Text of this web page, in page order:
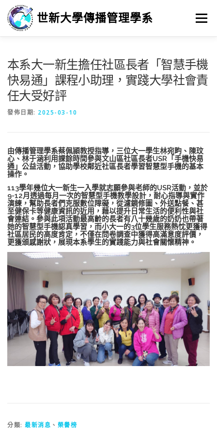
世新大學傳播管理學系 選單
徵人訊息 畢業進路
本系大一新生擔任社區長者「智慧手機
快易通」課程小助理，實踐大學社會責
任大受好評
發佈日期: 2025-03-10
由傳播管理學系蔡佩頴教授指導，三位大一學生林宛畇 、 陳玟
心 、 林于涵利用課餘時間參與文山區社區長者USR「手機快易
通」公益活動，協助學校鄰近社區長者學習智慧型手機的基本
操作。
113學年幾位大一新生一入學就志願參與老師的USR活動，並於
9-12月透過每月一次的智慧型手機教學設計，耐心指導與實作
演練，幫助長者們克服數位障礙，從濾鏡修圖、外送點餐、甚
至健保卡等健康資訊的近用，藉以提升日常生活的便利性與社
會連結。參與此項活動最高齡的長者有八十幾歲的奶奶也帶著
她的智慧型手機認真學習，而小大一的3位學生服務熱忱更獲得
社區居民的高度肯定，不僅在問卷調查中獲得高滿意度評價，
更獲頒感謝狀，展現本系學生的實踐能力與社會關懷精神。
分類: 最新消息 、 榮譽榜